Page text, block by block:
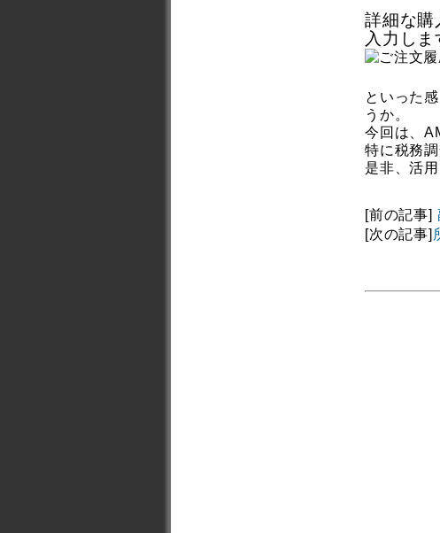
詳細な購
入力しま
といった
うか。
今回は、
特に税務
是非、活
[前の記事]
[次の記事]